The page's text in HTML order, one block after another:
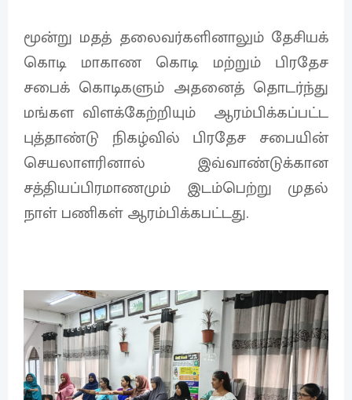
மூன்று மதத் தலைவர்களினாலும் தேசியக்
கொடி மாகாண கொடி மற்றும் பிரதேச
சபைக் கொடிகளும் அதனைத் தொடர்ந்து
மங்கள விளக்கேற்றியும் ஆரம்பிக்கப்பட்ட
புத்தாண்டு நிகழ்வில் பிரதேச சபையின்
செயலாளரினால் இவ்வாண்டுக்கான
சத்தியப்பிரமாணமும் இடம்பெற்று முதல்
நாள் பணிகள் ஆரம்பிக்கபட்டது.